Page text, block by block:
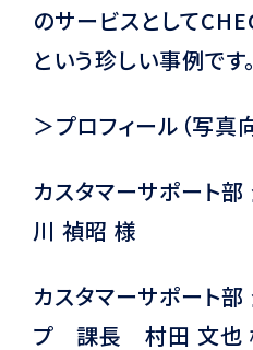
のサービスとして
という珍しい事例です。
＞プロフィール（写真
カスタマーサポー
川 禎昭 様
カスタマーサポート
プ 課長 村田 文也